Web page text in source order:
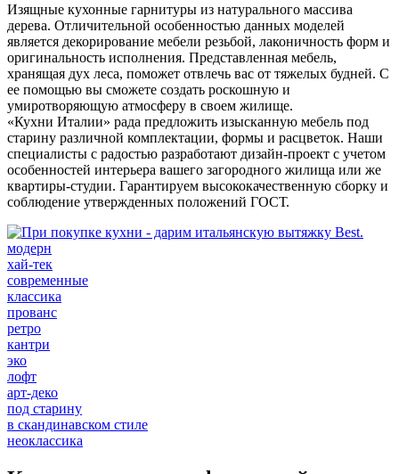
Изящные кухонные гарнитуры из натурального массива
дерева. Отличительной особенностью данных моделей
является декорирование мебели резьбой, лаконичность форм и
оригинальность исполнения. Представленная мебель,
хранящая дух леса, поможет отвлечь вас от тяжелых будней. С
ее помощью вы сможете создать роскошную и
умиротворяющую атмосферу в своем жилище.
«Кухни Италии» рада предложить изысканную мебель под
старину различной комплектации, формы и расцветок. Наши
специалисты с радостью разработают дизайн-проект с учетом
особенностей интерьера вашего загородного жилища или же
квартиры-студии. Гарантируем высококачественную сборку и
соблюдение утвержденных положений ГОСТ.
модерн
хай-тек
современные
классика
прованс
ретро
кантри
эко
лофт
арт-деко
под старину
в скандинавском стиле
неоклассика